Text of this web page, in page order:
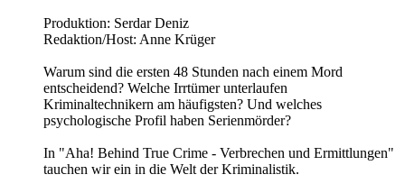
Produktion: Serdar Deniz
Redaktion/Host: Anne Krüger
Warum sind die ersten 48 Stunden nach einem Mord
entscheidend? Welche Irrtümer unterlaufen
Kriminaltechnikern am häufigsten? Und welches
psychologische Profil haben Serienmörder?
In "Aha! Behind True Crime - Verbrechen und Ermittlungen"
tauchen wir ein in die Welt der Kriminalistik.